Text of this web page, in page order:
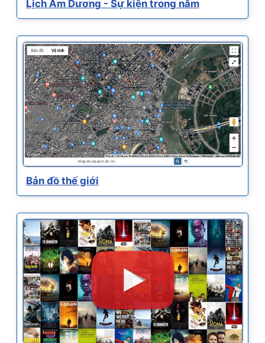
Lịch Âm Dương - Sự kiện trong năm
Bản đồ thế giới